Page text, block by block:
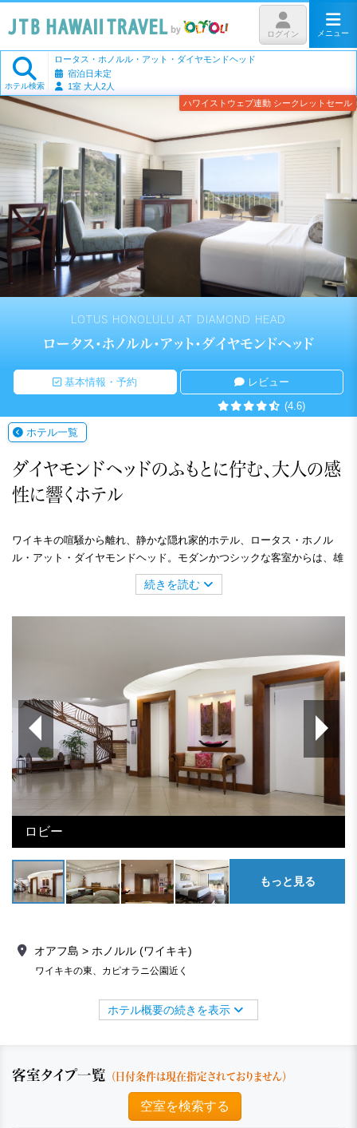
ホテル検索
ハワイストウェブ連動 シークレットセール
ロータス・ホノルル・アット・ダイヤモンドヘッド
宿泊日未定
1室 大人2人
ログイン メニュー
LOTUS HONOLULU AT DIAMOND HEAD
ロータス・ホノルル・アット・ダイヤモンドヘッド
基本情報・予約
レビュー
(4.6)
ホテル一覧
ダイヤモンドヘッドのふもとに佇む、大人の感
性に響くホテル
ワイキキの喧騒から離れ、静かな隠れ家的ホテル、ロータス・ホノル
ル・アット・ダイヤモンドヘッド。モダンかつシックな客室からは、雄
大なダイヤモンドヘッドや緑美しいカピオラニの公園の素晴らしい自然
の景色をご覧いただけます。また、ホテルではテニスラケットや自転
続きを読む
ロビー
もっと見る
オアフ島 > ホノルル (ワイキキ)
ワイキキの東、カピオラニ公園近く
ホテル概要の続きを表示
客室タイプ一覧 （日付条件は現在指定されておりません）
空室を検索する